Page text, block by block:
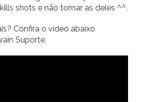
shots e não tomar as deles ^^.
Confira o vídeo abaixo
Suporte.